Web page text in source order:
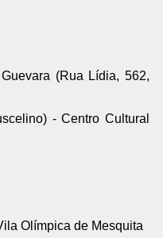
(Rua Lídia, 562,
- Centro Cultural
Olímpica de Mesquita